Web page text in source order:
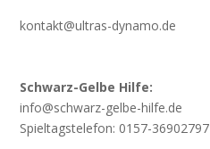
kontakt@ultras-dynamo.de
Schwarz-Gelbe Hilfe:
info@schwarz-gelbe-hilfe.de
Spieltagstelefon: 0157-36902797